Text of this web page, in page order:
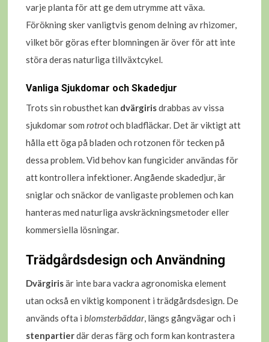
varje planta för att ge dem utrymme att växa.
Förökning sker vanligtvis genom delning av rhizomer,
vilket bör göras efter blomningen är över för att inte
störa deras naturliga tillväxtcykel.
Vanliga Sjukdomar och Skadedjur
Trots sin robusthet kan dvärgirisdrabbas av vissa
sjukdomar somrotrotoch bladfläckar. Det är viktigt att
hålla ett öga på bladen och rotzonen för tecken på
dessa problem. Vid behov kan fungicider användas för
att kontrollera infektioner. Angående skadedjur, är
sniglar och snäckor de vanligaste problemen och kan
hanteras med naturliga avskräckningsmetoder eller
kommersiella lösningar.
Trädgårdsdesign och Användning
Dvärgirisär inte bara vackra agronomiska element
utan också en viktig komponent i trädgårdsdesign. De
används ofta iblomsterbäddar, längs gångvägar och i
stenpartierdär deras färg och form kan kontrastera